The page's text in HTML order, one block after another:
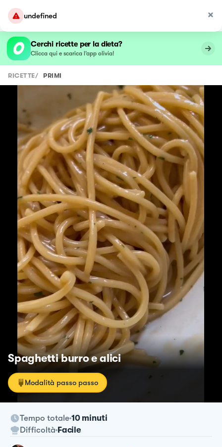
undefined
Cerchi ricette per la dieta?
Clicca qui e scarica l’app olivia!
RICETTE/ PRIMI
Spaghetti burro e alici
Modalità passo passo
Tempo totale 10 minuti
Difficoltà Facile